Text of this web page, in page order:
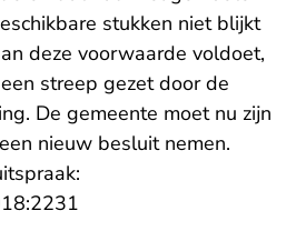
stukken niet blijkt
deze voorwaarde voldoet,
streep gezet door de
De gemeente moet nu zijn
nieuw besluit nemen.